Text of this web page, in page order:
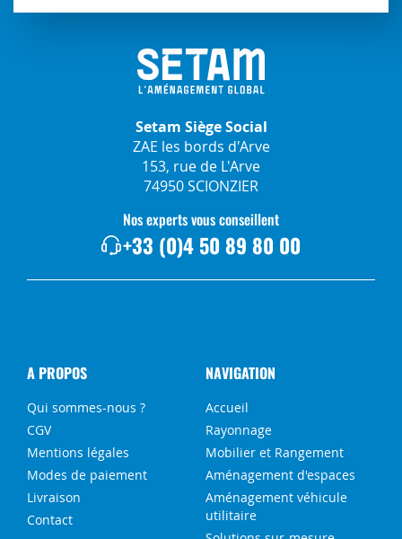
Setam Siège Social
ZAE les bords d'Arve
153, rue de L'Arve
74950 SCIONZIER
Nos experts vous conseillent
+33 (0)4 50 89 80 00
A PROPOS
Qui sommes-nous ?
CGV
Mentions légales
Modes de paiement
Livraison
Contact
NAVIGATION
Accueil
Rayonnage
Mobilier et Rangement
Aménagement d'espaces
Aménagement véhicule
utilitaire